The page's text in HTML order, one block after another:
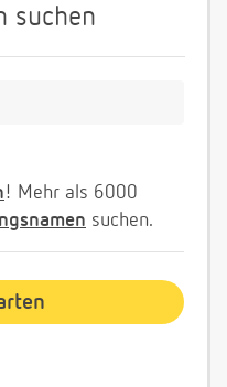
suchen
! Mehr als 6000
suchen.